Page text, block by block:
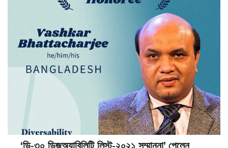
‘ডি-৩০ ডিজঅ্যাবিলিটি লিস্ট-২০২১ সম্মাননা’ পেলেন